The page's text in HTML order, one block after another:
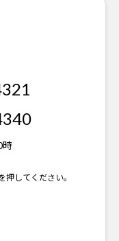
時
してください。